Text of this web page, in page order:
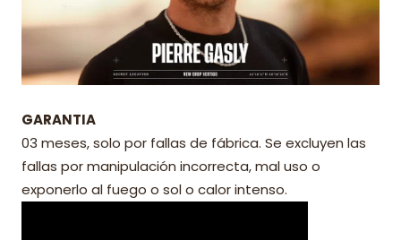
GARANTIA
03 meses, solo por fallas de fábrica. Se excluyen las
fallas por manipulación incorrecta, mal uso o
exponerlo al fuego o sol o calor intenso.